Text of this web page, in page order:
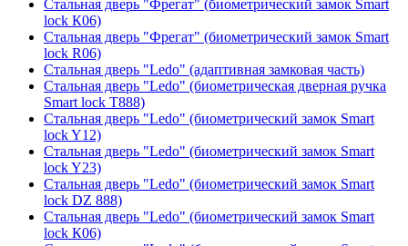
Стальная дверь "Фрегат" (биометрический замок Smart
lock К06)
Стальная дверь "Фрегат" (биометрический замок Smart
lock R06)
Стальная дверь "Ledo" (адаптивная замковая часть)
Стальная дверь "Ledo" (биометрическая дверная ручка
Smart lock T888)
Стальная дверь "Ledo" (биометрический замок Smart
lock Y12)
Стальная дверь "Ledo" (биометрический замок Smart
lock Y23)
Стальная дверь "Ledo" (биометрический замок Smart
lock DZ 888)
Стальная дверь "Ledo" (биометрический замок Smart
lock К06)